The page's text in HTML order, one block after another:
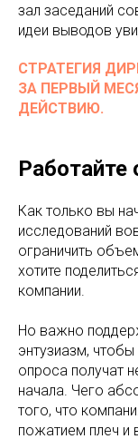
зал заседаний
идеи выводов
СТРАТЕГИЯ
ЗА ПЕРВЫЙ
ДЕЙСТВИЮ.
Работайте
Как только вы
исследований
ограничить
хотите
компании.
Но важно
энтузиазм, чтобы
опроса получат
начала. Чего
того, что
пожатием плеч и